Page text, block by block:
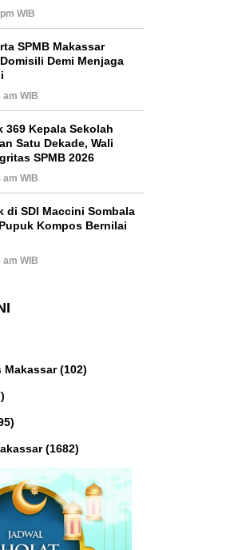
WIB
SPMB Makassar
Demi Menjaga
am WIB
369 Kepala Sekolah
Satu Dekade, Wali
SPMB 2026
am WIB
di SDI Maccini Sombala
Kompos Bernilai
am WIB
Makassar(102)
(1682)